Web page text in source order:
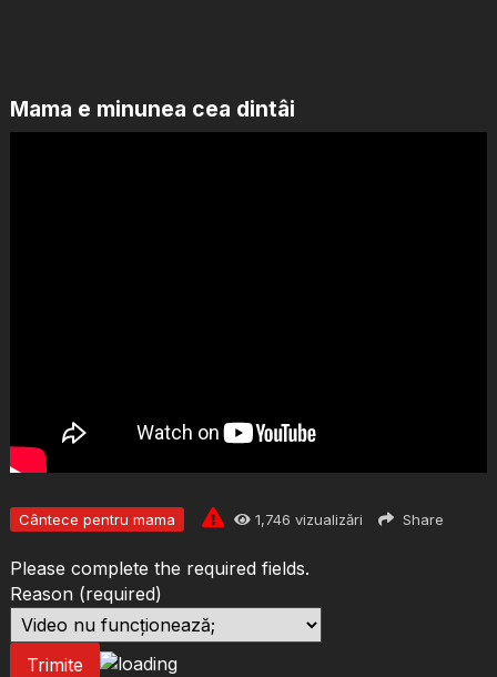
Mama e minunea cea dintâi
Cântece pentru mama 1,746 vizualizări Share
Please complete the required fields.
Reason (required)
Trimite